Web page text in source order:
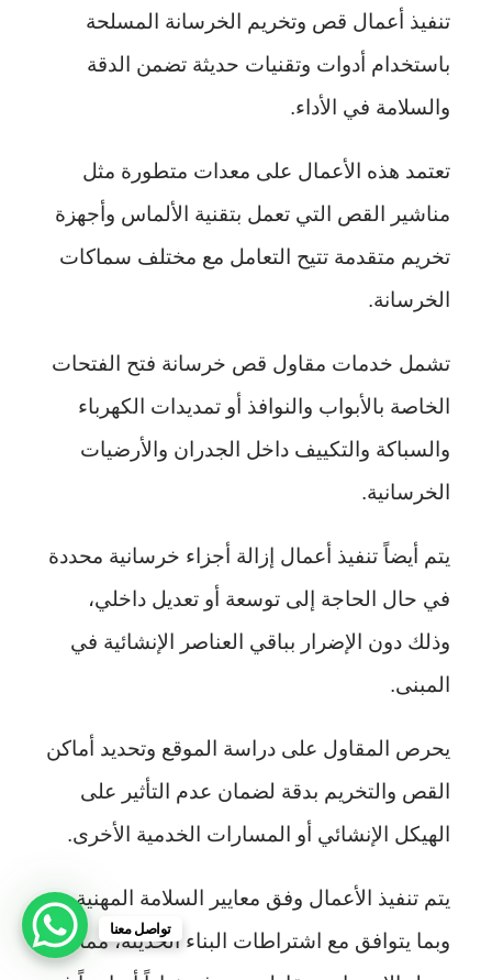
تنفيذ أعمال قص وتخريم الخرسانة المسلحة
باستخدام أدوات وتقنيات حديثة تضمن الدقة
والسلامة في الأداء.
تعتمد هذه الأعمال على معدات متطورة مثل
مناشير القص التي تعمل بتقنية الألماس وأجهزة
تخريم متقدمة تتيح التعامل مع مختلف سماكات
الخرسانة.
تشمل خدمات مقاول قص خرسانة فتح الفتحات
الخاصة بالأبواب والنوافذ أو تمديدات الكهرباء
والسباكة والتكييف داخل الجدران والأرضيات
الخرسانية.
يتم أيضاً تنفيذ أعمال إزالة أجزاء خرسانية محددة
في حال الحاجة إلى توسعة أو تعديل داخلي،
وذلك دون الإضرار بباقي العناصر الإنشائية في
المبنى.
يحرص المقاول على دراسة الموقع وتحديد أماكن
القص والتخريم بدقة لضمان عدم التأثير على
الهيكل الإنشائي أو المسارات الخدمية الأخرى.
يتم تنفيذ الأعمال وفق معايير السلامة المهنية
وبما يتوافق مع اشتراطات البناء الحديثة، مما
تواصل معنا